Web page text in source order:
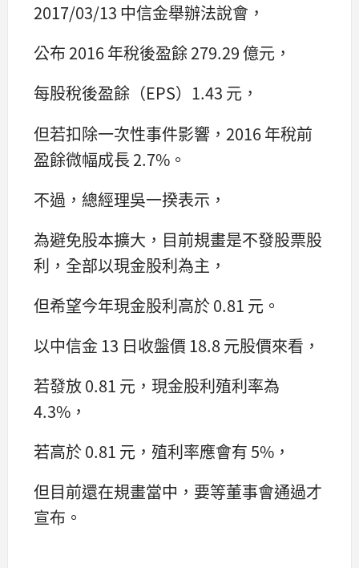
2017/03/13 中信金舉辦法說會，
公布 2016 年稅後盈餘 279.29 億元，
每股稅後盈餘（EPS）1.43 元，
但若扣除一次性事件影響，2016 年稅前
盈餘微幅成長 2.7%。
不過，總經理吳一揆表示，
為避免股本擴大，目前規畫是不發股票股
利，全部以現金股利為主，
但希望今年現金股利高於 0.81 元。
以中信金 13 日收盤價 18.8 元股價來看，
若發放 0.81 元，現金股利殖利率為
4.3%，
若高於 0.81 元，殖利率應會有 5%，
但目前還在規畫當中，要等董事會通過才
宣布。